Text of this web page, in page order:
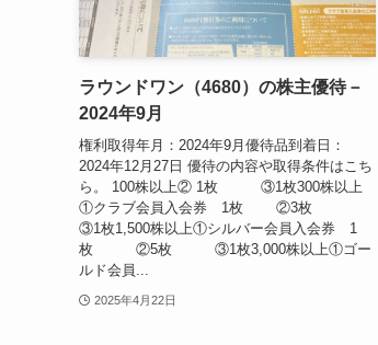
ラウンドワン（4680）の株主優待－
2024年9月
権利取得年月：2024年9月優待品到着日：
2024年12月27日 優待の内容や取得条件はこち
ら。 100株以上② 1枚 ③1枚300株以上
①クラブ会員入会券 1枚 ②3枚
③1枚1,500株以上①シルバー会員入会券 1
枚 ②5枚 ③1枚3,000株以上①ゴー
ルド会員...
2025年4月22日